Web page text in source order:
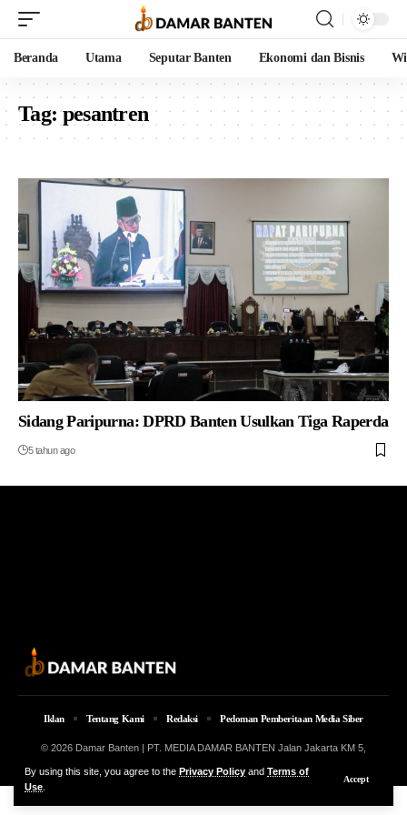
By using this site, you agree to the Privacy Policy and Terms of
Use
Accept
Beranda Utama Seputar Banten Ekonomi dan Bisnis
Tag:pesantren
Sidang Paripurna: DPRD Banten Usulkan Tiga Raperda
5 tahun ago
© 2026 Damar Banten | PT. MEDIA DAMAR BANTEN Jalan Jakarta KM 5,
Iklan Tentang Kami Redaksi Pedoman Pemberitaan Media Siber